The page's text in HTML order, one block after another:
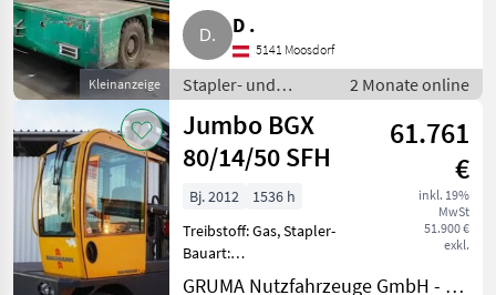
Kleinanzeige
kg, niedrige Bauweise, inkl.
neue Batterie. Stapler- und
Lagertechnik Stapl
D .
5141 Moosdorf
Stapler- und
Lagertechnik /
Stapler
2 Monate online
Jumbo BGX
80/14/50 SFH
61.761
€
inkl. 19%
MwSt
51.900 €
exkl.
Bj. 2012
1536 h
Treibstoff: Gas, Stapler-
Bauart:
Vierwege-/Seitenstapler -
GRUMA Nutzfahrzeuge GmbH - Staplertechnik